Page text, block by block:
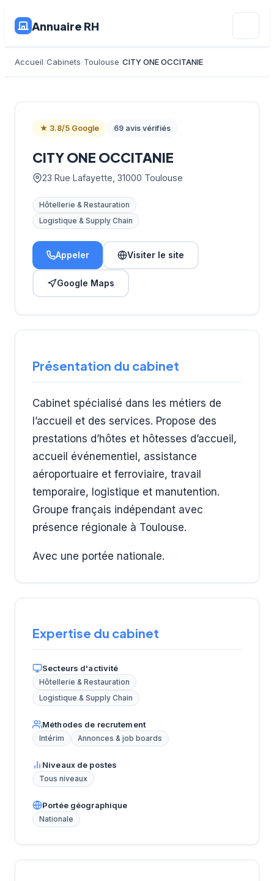
Annuaire RH
Accueil Cabinets Toulouse CITY ONE OCCITANIE
★ 3.8/5 Google 69 avis vérifiés
CITY ONE OCCITANIE
23 Rue Lafayette, 31000 Toulouse
Hôtellerie & Restauration
Logistique & Supply Chain
Appeler Visiter le site
Google Maps
Présentation du cabinet
Cabinet spécialisé dans les métiers de
l’accueil et des services. Propose des
prestations d’hôtes et hôtesses d’accueil,
accueil événementiel, assistance
aéroportuaire et ferroviaire, travail
temporaire, logistique et manutention.
Groupe français indépendant avec
présence régionale à Toulouse.
Avec une portée nationale.
Expertise du cabinet
Secteurs d'activité
Hôtellerie & Restauration
Logistique & Supply Chain
Méthodes de recrutement
Intérim Annonces & job boards
Niveaux de postes
Tous niveaux
Portée géographique
Nationale